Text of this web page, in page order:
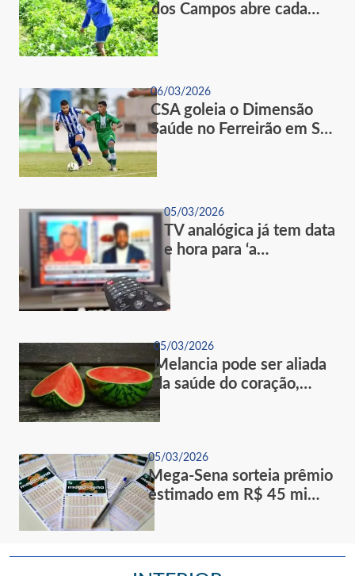
dos Campos abre cada…
06/03/2026
CSA goleia o Dimensão
Saúde no Ferreirão em S…
05/03/2026
TV analógica já tem data
e hora para ‘a…
05/03/2026
Melancia pode ser aliada
da saúde do coração,…
05/03/2026
Mega-Sena sorteia prêmio
estimado em R$ 45 mi…